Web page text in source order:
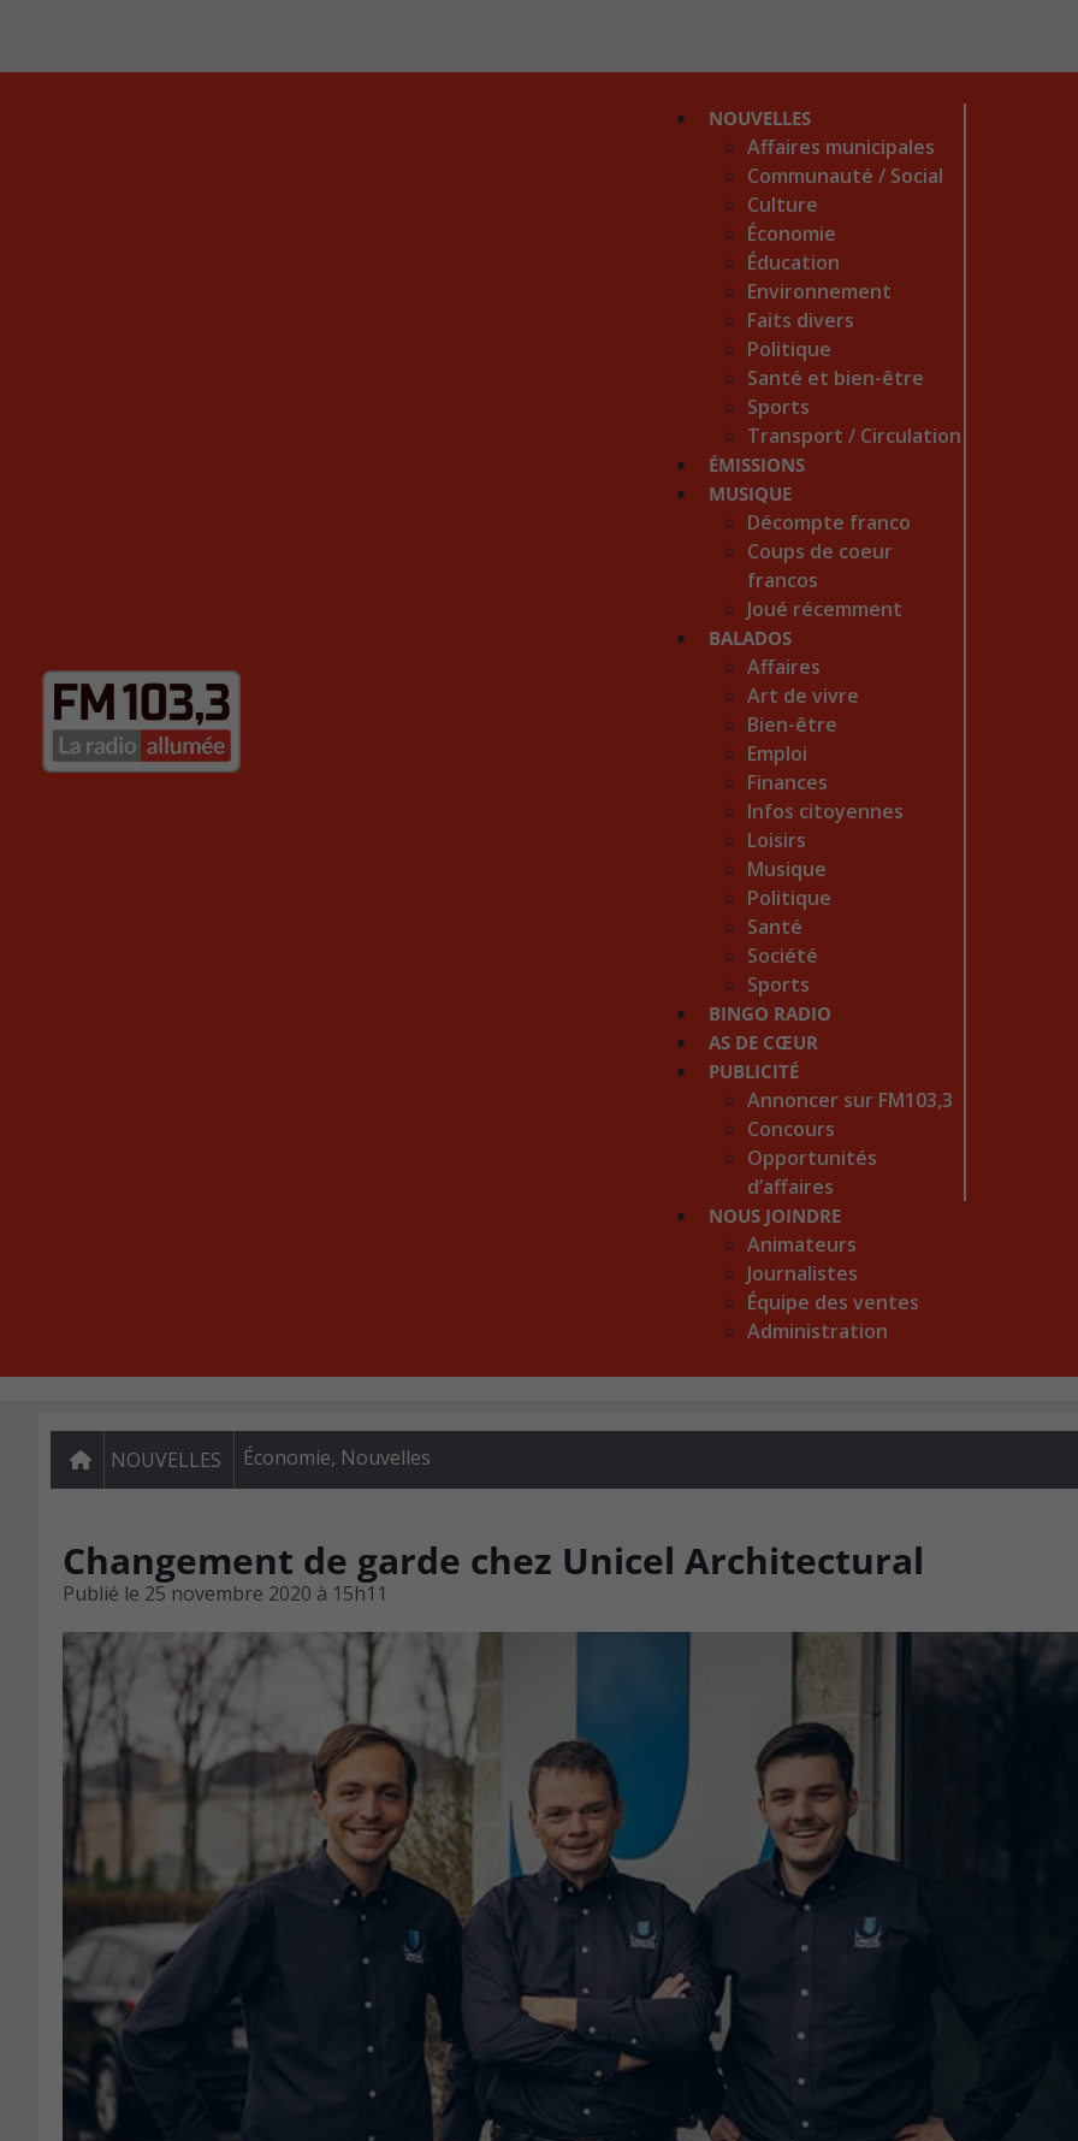
NOUVELLES
Affaires municipales
Communauté / Social
Culture
Économie
Éducation
Environnement
Faits divers
Politique
Santé et bien-être
Sports
Transport / Circulation
ÉMISSIONS
MUSIQUE
Décompte franco
Coups de coeur
francos
Joué récemment
BALADOS
Affaires
Art de vivre
Bien-être
Emploi
Finances
Infos citoyennes
Loisirs
Musique
Politique
Santé
Société
Sports
BINGO RADIO
AS DE CŒUR
PUBLICITÉ
Annoncer sur FM103,3
Concours
Opportunités
d’affaires
NOUS JOINDRE
Animateurs
Journalistes
Équipe des ventes
Administration
NOUVELLES Économie, Nouvelles
Changement de garde chez Unicel Architectural
Publié le 25 novembre 2020 à 15h11